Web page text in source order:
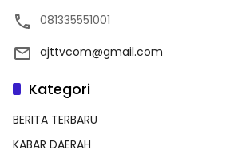
081335551001
ajttvcom@gmail.com
Kategori
BERITA TERBARU
KABAR DAERAH